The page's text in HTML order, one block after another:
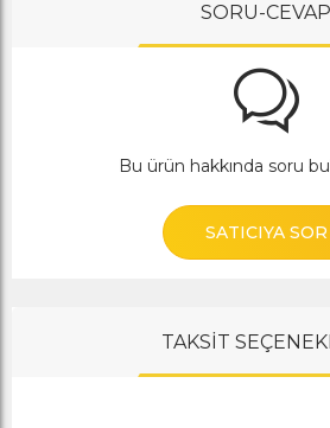
SORU-CEVAP
Bu ürün hakkında soru
SATICIYA SOR
TAKSİT